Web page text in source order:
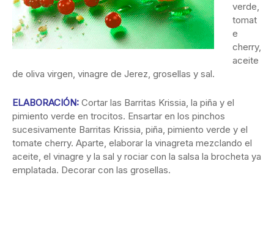
verde,
tomat
e
cherry,
aceite
de oliva virgen, vinagre de Jerez, grosellas y sal.
ELABORACIÓN: Cortar las Barritas Krissia, la piña y el
pimiento verde en trocitos. Ensartar en los pinchos
sucesivamente Barritas Krissia, piña, pimiento verde y el
tomate cherry. Aparte, elaborar la vinagreta mezclando el
aceite, el vinagre y la sal y rociar con la salsa la brocheta ya
emplatada. Decorar con las grosellas.